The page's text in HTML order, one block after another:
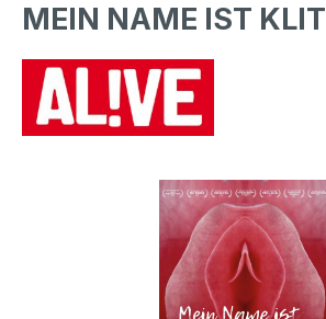
MEIN NAME IST
Bildergalerie überspringen